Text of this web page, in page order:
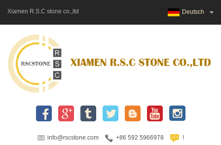
Xiamen R.S.C stone co.,ltd Deutsch
info@rscstone.com +86 592 5966978 !